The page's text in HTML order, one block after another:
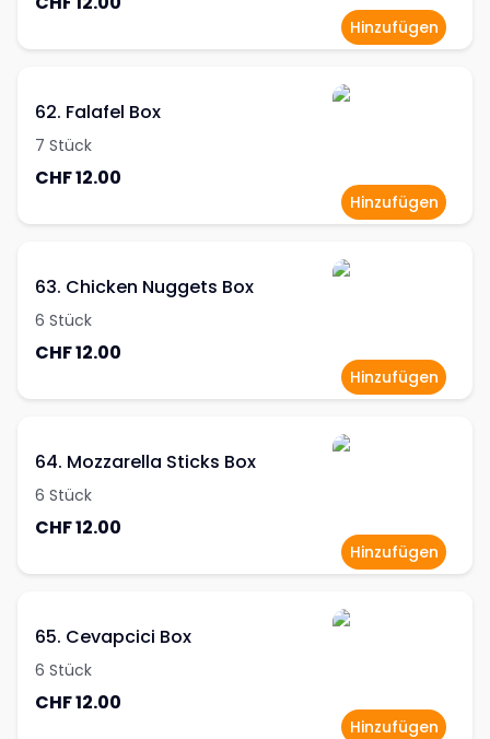
Hinzufügen
62. Falafel Box
7 Stück
CHF 12.00
Hinzufügen
63. Chicken Nuggets Box
6 Stück
CHF 12.00
Hinzufügen
64. Mozzarella Sticks Box
6 Stück
CHF 12.00
Hinzufügen
65. Cevapcici Box
6 Stück
CHF 12.00
Hinzufügen